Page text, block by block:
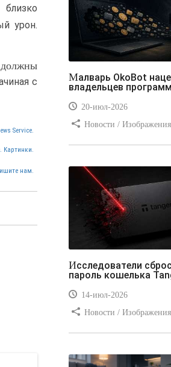
урон.
с
Service.
Картинки.
нам.
Малварь OkoBot нацелена на
владельцев
20-июл-2026
Новости /
Самоучитель CSS / Линии
Видео уроки / Заработок
Исследователи сбросили
пароль кошелька
14-июл-2026
Новости /
/ Вёрстка / Видео уроки